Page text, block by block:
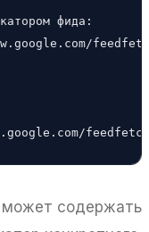
фида:
может содержать